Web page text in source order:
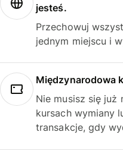
jesteś.
Przechowuj
jednym miejscu i
Międzynarodowa
Nie musisz się już
kursach wymiany
transakcje, gdy